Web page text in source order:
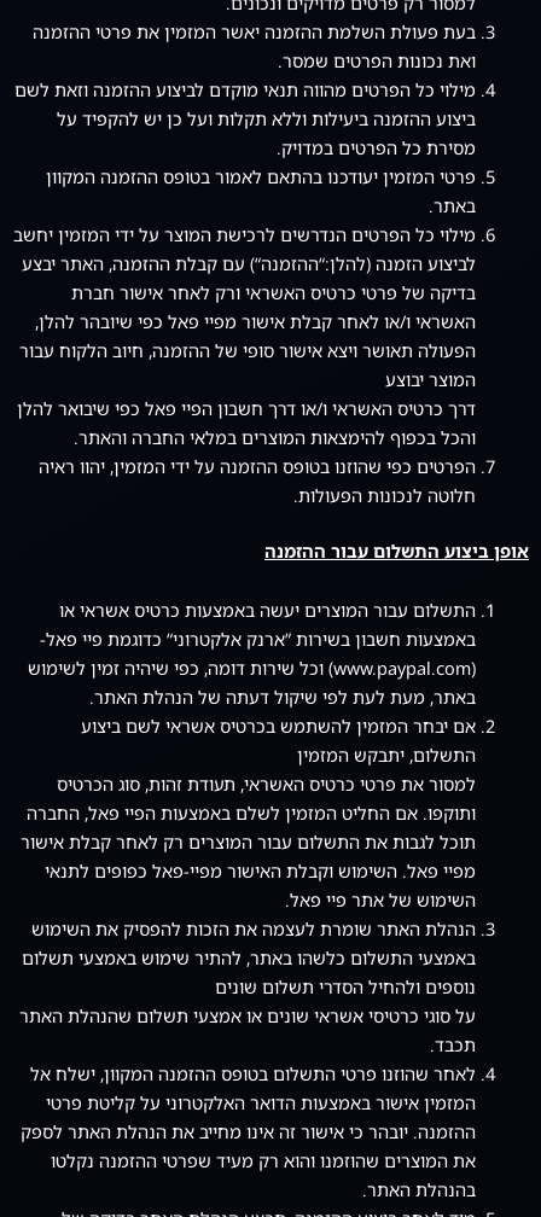
בעת פעולת השלמת ההזמנה יאשר המזמין את פרטי ההזמנה
ואת נכונות הפרטים שמסר.
מילוי כל הפרטים מהווה תנאי מוקדם לביצוע ההזמנה וזאת לשם
ביצוע ההזמנה ביעילות וללא תקלות ועל כן יש להקפיד על
מסירת כל הפרטים במדויק.
פרטי המזמין יעודכנו בהתאם לאמור בטופס ההזמנה המקוון
באתר.
מילוי כל הפרטים הנדרשים לרכישת המוצר על ידי המזמין יחשב
לביצוע הזמנה (להלן:“ההזמנה“) עם קבלת ההזמנה, האתר יבצע
בדיקה של פרטי כרטיס האשראי ורק לאחר אישור חברת
האשראי ו/או לאחר קבלת אישור מפיי פאל כפי שיובהר להלן,
הפעולה תאושר ויצא אישור סופי של ההזמנה, חיוב הלקוח עבור
המוצר יבוצע
דרך כרטיס האשראי ו/או דרך חשבון הפיי פאל כפי שיבואר להלן
והכל בכפוף להימצאות המוצרים במלאי החברה והאתר.
הפרטים כפי שהוזנו בטופס ההזמנה על ידי המזמין, יהוו ראיה
חלוטה לנכונות הפעולות.
אופן ביצוע התשלום עבור ההזמנה
התשלום עבור המוצרים יעשה באמצעות כרטיס אשראי או
באמצעות חשבון בשירות ”ארנק אלקטרוני“ כדוגמת פיי פאל-
(www.paypal.com) וכל שירות דומה, כפי שיהיה זמין לשימוש
באתר, מעת לעת לפי שיקול דעתה של הנהלת האתר.
אם יבחר המזמין להשתמש בכרטיס אשראי לשם ביצוע
התשלום, יתבקש המזמין
למסור את פרטי כרטיס האשראי, תעודת זהות, סוג הכרטיס
ותוקפו. אם החליט המזמין לשלם באמצעות הפיי פאל, החברה
תוכל לגבות את התשלום עבור המוצרים רק לאחר קבלת אישור
מפיי פאל. השימוש וקבלת האישור מפיי-פאל כפופים לתנאי
השימוש של אתר פיי פאל.
הנהלת האתר שומרת לעצמה את הזכות להפסיק את השימוש
באמצעי התשלום כלשהו באתר, להתיר שימוש באמצעי תשלום
נוספים ולהחיל הסדרי תשלום שונים
על סוגי כרטיסי אשראי שונים או אמצעי תשלום שהנהלת האתר
תכבד.
לאחר שהוזנו פרטי התשלום בטופס ההזמנה המקוון, ישלח אל
המזמין אישור באמצעות הדואר האלקטרוני על קליטת פרטי
ההזמנה. יובהר כי אישור זה אינו מחייב את הנהלת האתר לספק
את המוצרים שהוזמנו והוא רק מעיד שפרטי ההזמנה נקלטו
בהנהלת האתר.